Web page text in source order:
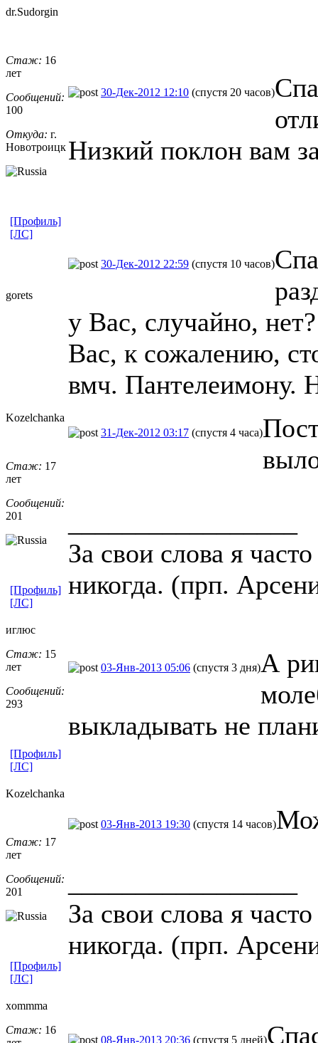
dr.Sudorgin
Стаж: 16
лет
Сообщений:
100
Откуда: г.
Новотроицк
30-Дек-2012 12:10 (спустя 20 часов)
Низкий поклон вам
[Профиль]
[ЛС]
gorets
30-Дек-2012 22:59 (спустя 10 часов)
у Вас, случайно,
Вас, к сожалению,
вмч. Пантелеимону.
Kozelchanka
Стаж: 17
лет
Сообщений:
201
31-Дек-2012 03:17 (спустя 4 часа)
За свои слова я
никогда. (прп.
[Профиль]
[ЛС]
иглюс
Стаж: 15
лет
Сообщений:
293
03-Янв-2013 05:06 (спустя 3 дня)А
выкладывать не
[Профиль]
[ЛС]
Kozelchanka
Стаж: 17
лет
Сообщений:
201
03-Янв-2013 19:30 (спустя 14 часов)
За свои слова я
никогда. (прп.
[Профиль]
[ЛС]
xommma
Стаж: 16
08-Янв-2013 20:36 (спустя 5 дней)